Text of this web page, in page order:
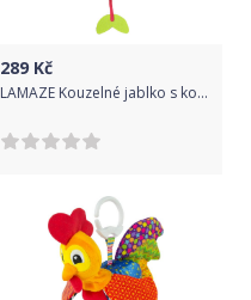
289 Kč
LAMAZE Kouzelné jablko s kousátkem